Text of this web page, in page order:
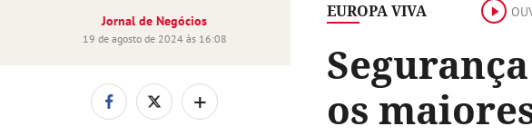
EUROPA VIVA
os
Jornal de Negócios
19 de agosto de 2024 às 16:08
+